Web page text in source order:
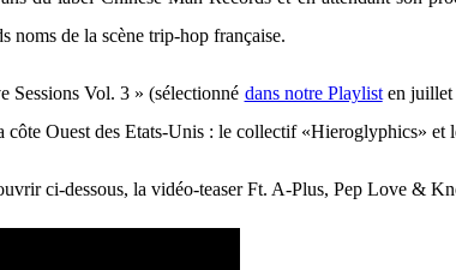
noms de la scène trip-hop française.
Sessions Vol. 3 » (sélectionné dans notre Playlisten juillet
Ouest des Etats-Unis : le collectif «Hieroglyphics»
ci-dessous, la vidéo-teaser Ft. A-Plus, Pep Love &